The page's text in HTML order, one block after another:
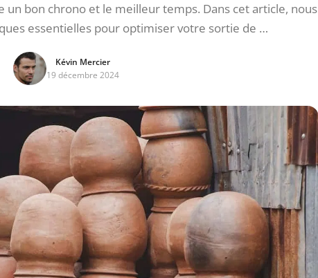
bon chrono et le meilleur temps. Dans cet article, nous
essentielles pour optimiser votre sortie de …
Kévin Mercier
19 décembre 2024